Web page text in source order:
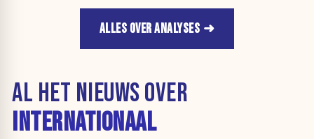
ALLES OVER ANALYSES
AL HET NIEUWS OVER
INTERNATIONAAL